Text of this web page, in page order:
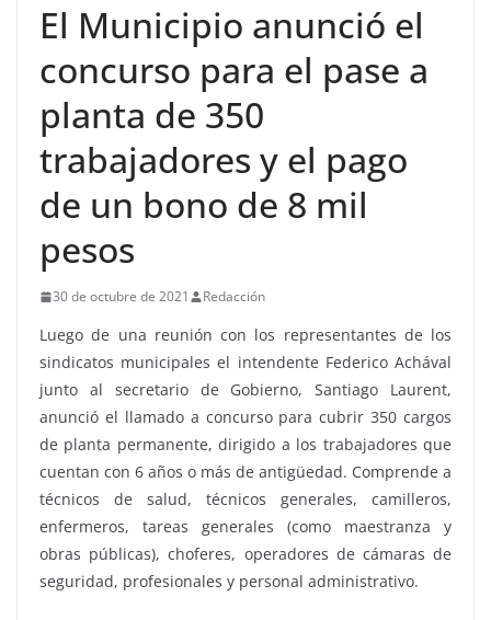
El Municipio anunció el
concurso para el pase a
planta de 350
trabajadores y el pago
de un bono de 8 mil
pesos
30 de octubre de 2021 Redacción
Luego de una reunión con los representantes de los
sindicatos municipales el intendente Federico Achával
junto al secretario de Gobierno, Santiago Laurent,
anunció el llamado a concurso para cubrir 350 cargos
de planta permanente, dirigido a los trabajadores que
cuentan con 6 años o más de antigüedad. Comprende a
técnicos de salud, técnicos generales, camilleros,
enfermeros, tareas generales (como maestranza y
obras públicas), choferes, operadores de cámaras de
seguridad, profesionales y personal administrativo.